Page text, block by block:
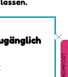
KOMFORT